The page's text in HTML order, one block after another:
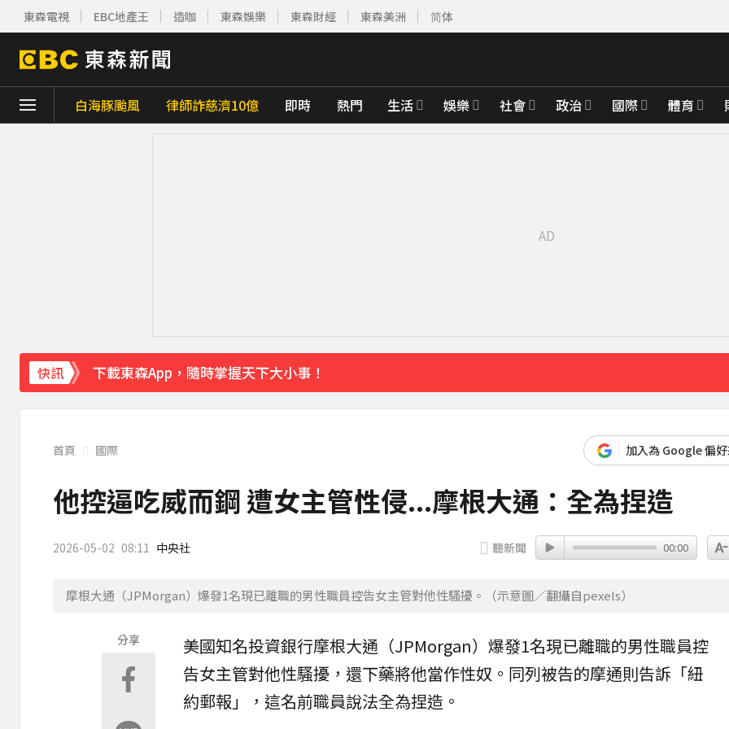
東森電視 EBC地產王 造咖 東森娛樂 東森財經 東森美洲 简体
白海豚颱風 律師詐慈濟10億 即時 熱門 生活 娛樂 社會 政治 國際 體育
快訊
下載東森App，隨時掌握天下大小事！
《理財達人秀》X 安聯投信免費講座報名中！搶先卡位 2027
首頁 國際 加入為 Google 偏
他控逼吃威而鋼 遭女主管性侵...摩根大通：全為捏造
2026-05-02 08:11 中央社 聽新聞 00:00
摩根大通（JPMorgan）爆發1名現已離職的男性職員控告女主管對他性騷擾。（示意圖／翻攝自pexels）
分享 美國知名投資銀行摩根大通 （JPMorgan）爆發1名現已離職的男性職員控
告女主管對他性騷擾 ，還下藥將他當作性奴。同列被告的摩通則告訴「紐
約郵報」，這名前職員說法全為捏造。